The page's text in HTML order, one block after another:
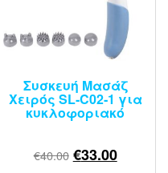
Συσκευή Μασάζ
Χειρός SL‑C02‑1 για
κυκλοφοριακό
€40.00 €33.00